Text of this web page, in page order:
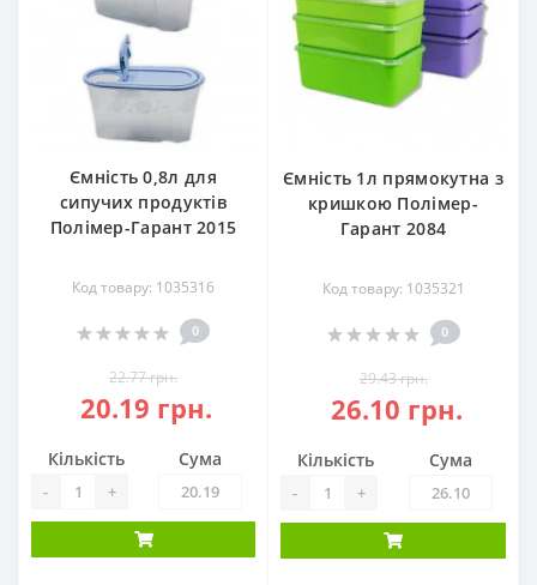
Ємність 0,8л для
сипучих продуктів
Полімер-Гарант 2015
Код товару: 1035316
0
22.77 грн.
20.19 грн.
Кількість
- +
Сума
Ємність 1л прямокутна з
кришкою Полімер-
Гарант 2084
Код товару: 1035321
0
29.43 грн.
26.10 грн.
Кількість
- +
Сума